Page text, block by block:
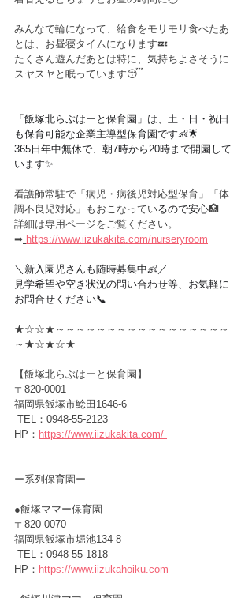
みんなで輪になって、給食をモリモリ食べたあ
とは、お昼寝タイムになります💤
たくさん遊んだあとは特に、気持ちよさそうに
スヤスヤと眠っています😴
「飯塚北らぶはーと保育園」は、土・日・祝日
も保育可能な企業主導型保育園です👶🌟
365日年中無休で、朝7時から20時まで開園して
います✨
看護師常駐で「病児・病後児対応型保育」「体
調不良児対応」もおこなっているので安心🏥
詳細は専用ページをご覧ください。
➡︎ https://www.iizukakita.com/nurseryroom
＼新入園児さんも随時募集中👶／
見学希望や空き状況の問い合わせ等、お気軽に
お問合せください📞
★☆☆★～～～～～～～～～～～～～～～～～
～★☆★☆★
【飯塚北らぶはーと保育園】
〒820-0001
福岡県飯塚市鯰田1646-6
TEL：0948-55-2123
HP： https://www.iizukakita.com/
ー系列保育園ー
●飯塚ママー保育園
〒820-0070
福岡県飯塚市堀池134-8
TEL：0948-55-1818
HP： https://www.iizukahoiku.com